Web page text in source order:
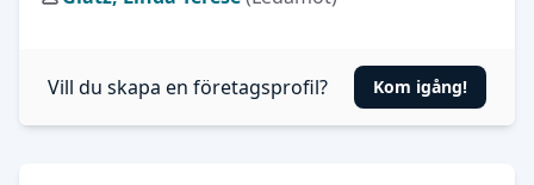
Vill du skapa en företagsprofil? Kom igång!